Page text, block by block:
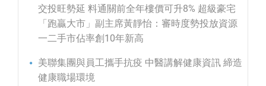
交投旺勢延 料通關前全年樓價可升8% 超級豪宅
「跑贏大市」副主席黃靜怡：審時度勢投放資源
一二手市佔率創10年新高
美聯集團與員工攜手抗疫 中醫講解健康資訊 締造
健康職場環境